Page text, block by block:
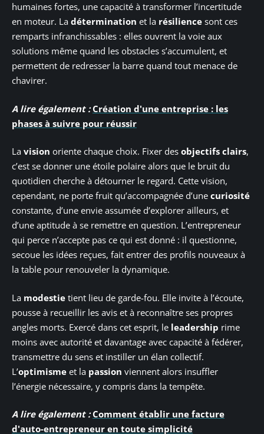
humaines fortes, une capacité à transformer l’incertitude
en moteur. La détermination et la résilience sont ces
remparts infranchissables : elles ouvrent la voie aux
solutions même quand les obstacles s’accumulent, et
permettent de redresser la barre quand tout menace de
chavirer.
A lire également : Création d'une entreprise : les
phases à suivre pour réussir
La vision oriente chaque choix. Fixer des objectifs clairs,
c’est se donner une étoile polaire alors que le bruit du
quotidien cherche à détourner le regard. Cette vision,
cependant, ne porte fruit qu’accompagnée d’une curiosité
constante, d’une envie assumée d’explorer ailleurs, et
d’une aptitude à se remettre en question. L’entrepreneur
qui perce n’accepte pas ce qui est donné : il questionne,
secoue les idées reçues, fait entrer des profils nouveaux à
la table pour renouveler la dynamique.
La modestie tient lieu de garde-fou. Elle invite à l’écoute,
pousse à recueillir les avis et à reconnaître ses propres
angles morts. Exercé dans cet esprit, le leadership rime
moins avec autorité et davantage avec capacité à fédérer,
transmettre du sens et instiller un élan collectif.
L’optimisme et la passion viennent alors insuffler
l’énergie nécessaire, y compris dans la tempête.
A lire également : Comment établir une facture
d'auto-entrepreneur en toute simplicité